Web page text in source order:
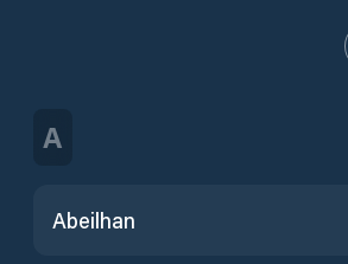
A
Abeilhan